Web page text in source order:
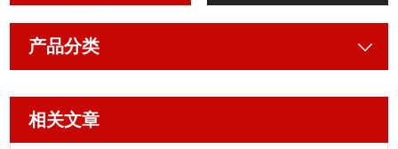
产品分类
相关文章